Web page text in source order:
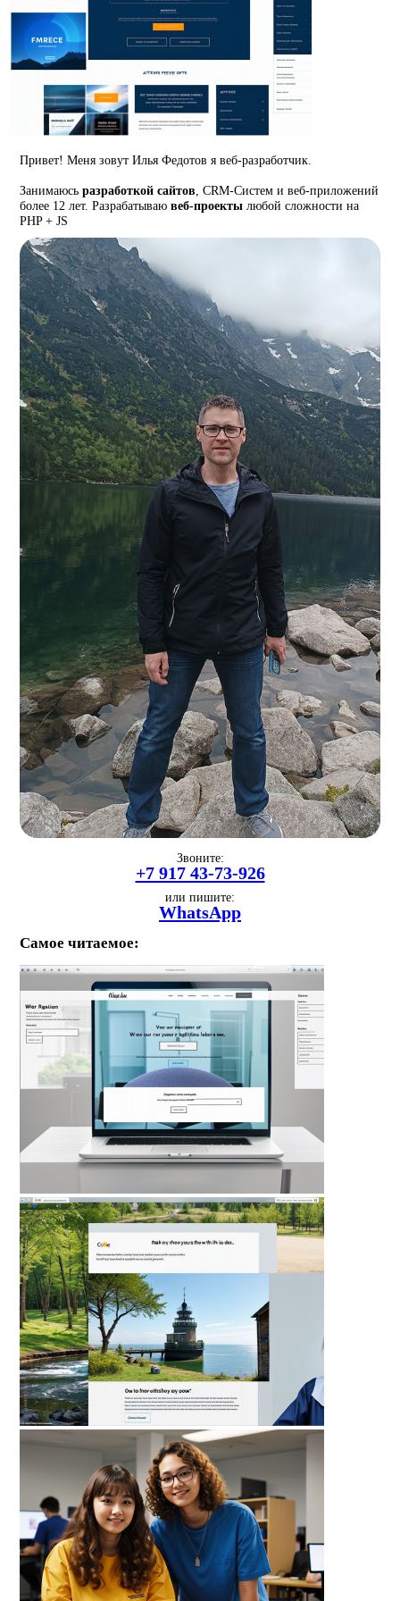
Привет! Меня зовут Илья Федотов я веб-разработчик.
Занимаюсьразработкой сайтов , CRM-Систем и веб-приложений
более 12 лет. Разрабатываювеб-проекты любой сложности на
PHP + JS
Звоните:
+7 917 43-73-926
или пишите:
WhatsApp
Самое читаемое: